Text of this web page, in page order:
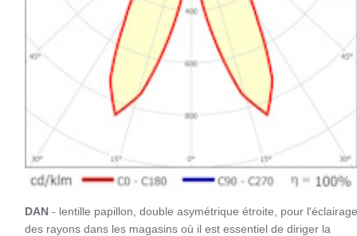
DAN - lentille papillon, double asymétrique étroite, pour l'éclairage
des rayons dans les magasins où il est essentiel de diriger la